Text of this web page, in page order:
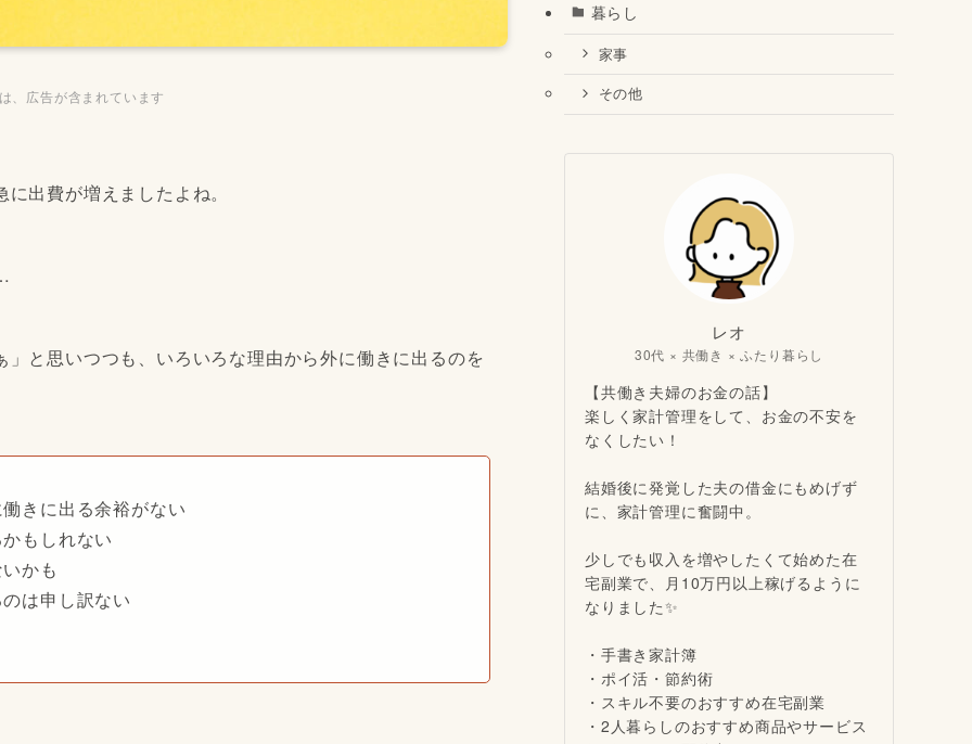
、広告が含まれています
出費が増えましたよね。
と思いつつも、いろいろな理由から外に働きに出るのを
きに出る余裕がない
もしれない
かも
は申し訳ない
暮らし
家事
その他
レオ
30代 × 共働き × ふたり暮らし
【共働き夫婦のお金の話】
楽しく家計管理をして、お金の不安を
なくしたい！
結婚後に発覚した夫の借金にもめげず
に、家計管理に奮闘中。
少しでも収入を増やしたくて始めた在
宅副業で、月10万円以上稼げるように
なりました✨
・手書き家計簿
・ポイ活・節約術
・スキル不要のおすすめ在宅副業
・2人暮らしのおすすめ商品やサービス